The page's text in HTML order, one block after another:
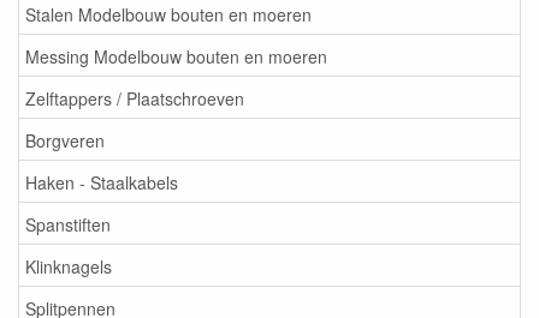
Stalen Modelbouw bouten en moeren
Messing Modelbouw bouten en moeren
Zelftappers / Plaatschroeven
Borgveren
Haken - Staalkabels
Spanstiften
Klinknagels
Splitpennen